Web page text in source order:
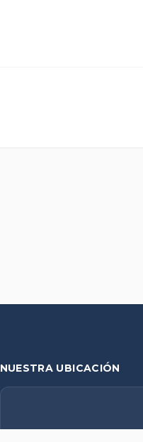
NUESTRA UBICACIÓN